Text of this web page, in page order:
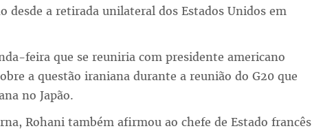
desde a retirada unilateral dos Estados Unidos em
feira que se reuniria com presidente americano
a questão iraniana durante a reunião do G20 que
no Japão.
Rohani também afirmou ao chefe de Estado francês